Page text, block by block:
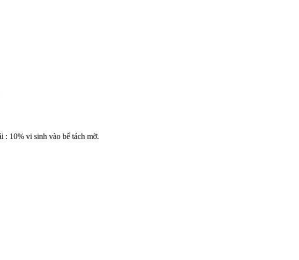
: 10% vi sinh vào bể tách mỡ.